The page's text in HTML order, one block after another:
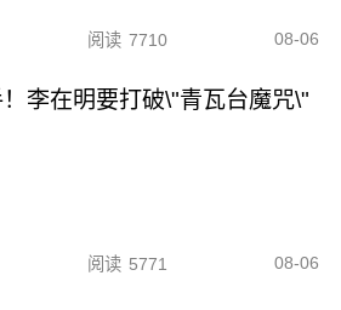
阅读 7710 08-06
李在明要打破\"青瓦台魔咒\"
阅读 5771 08-06